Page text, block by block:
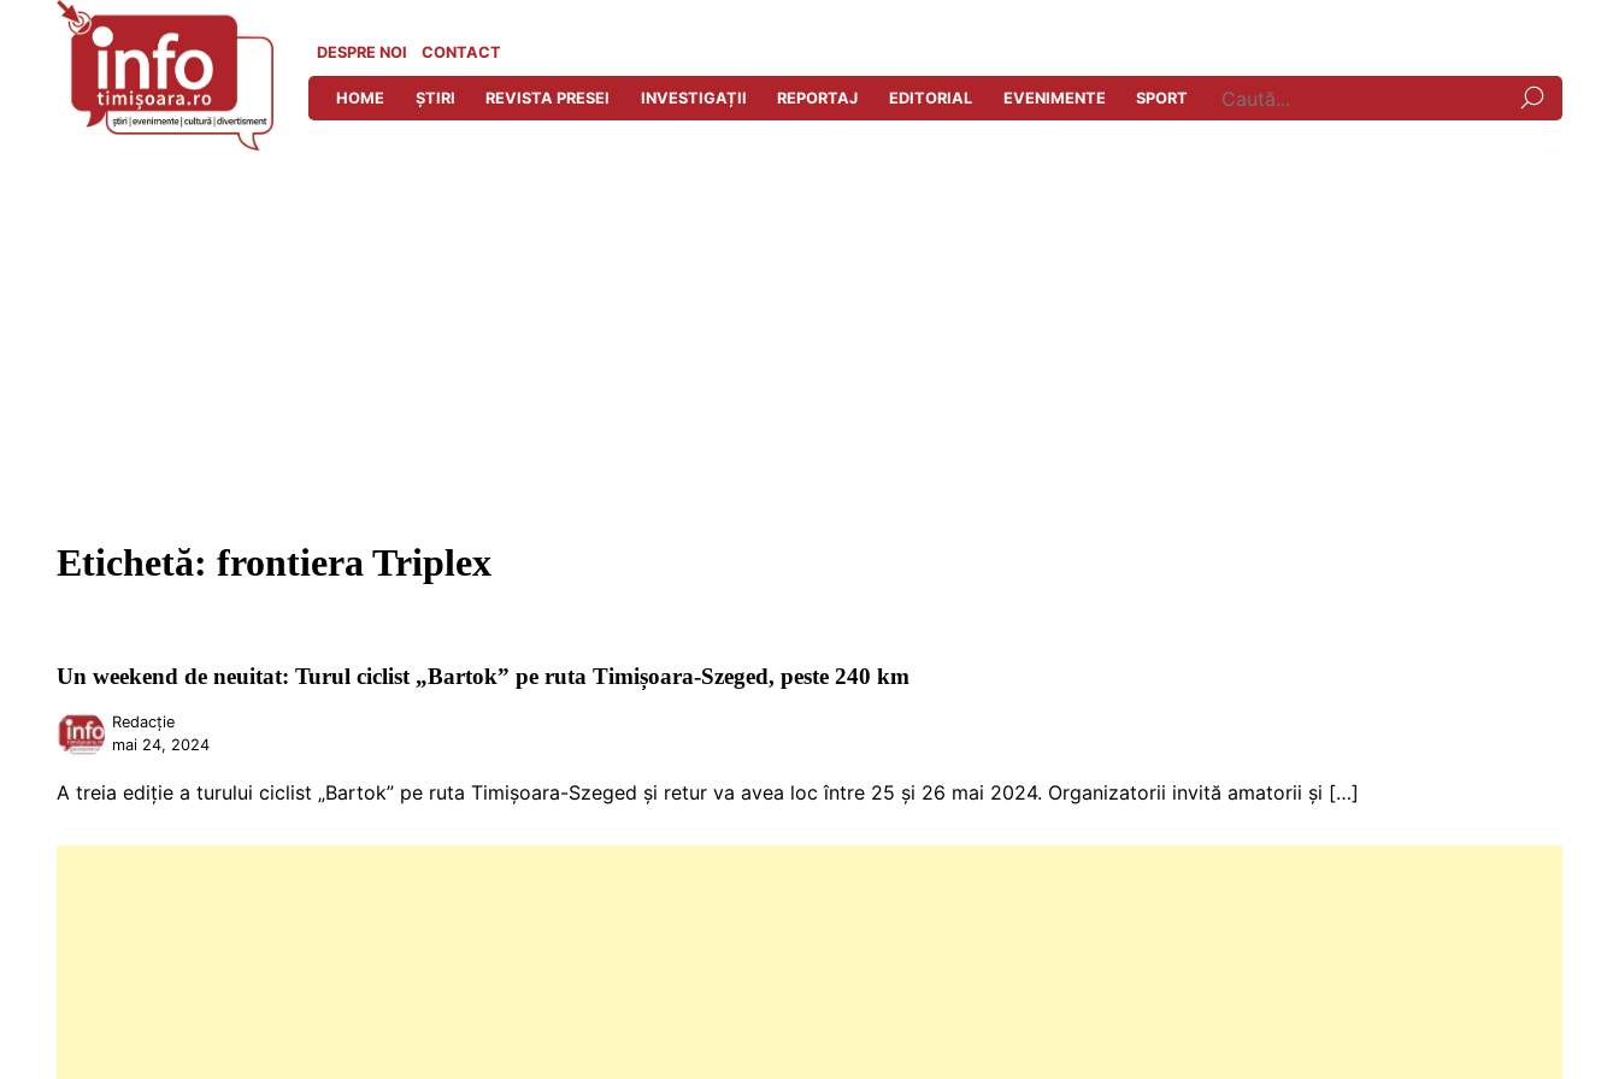
DESPRE NOI CONTACT
HOME ȘTIRI REVISTA PRESEI INVESTIGAȚII REPORTAJ EDITORIAL EVENIMENTE SPORT
Etichetă: frontiera Triplex
Un weekend de neuitat: Turul ciclist „Bartok” pe ruta Timișoara-Szeged, peste 240 km
Redacție
mai 24, 2024
A treia ediție a turului ciclist „Bartok” pe ruta Timișoara-Szeged și retur va avea loc între 25 și 26 mai 2024. Organizatorii invită amatorii și […]